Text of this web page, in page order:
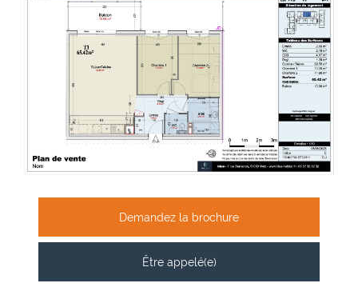
Demandez la brochure
Être appelé(e)